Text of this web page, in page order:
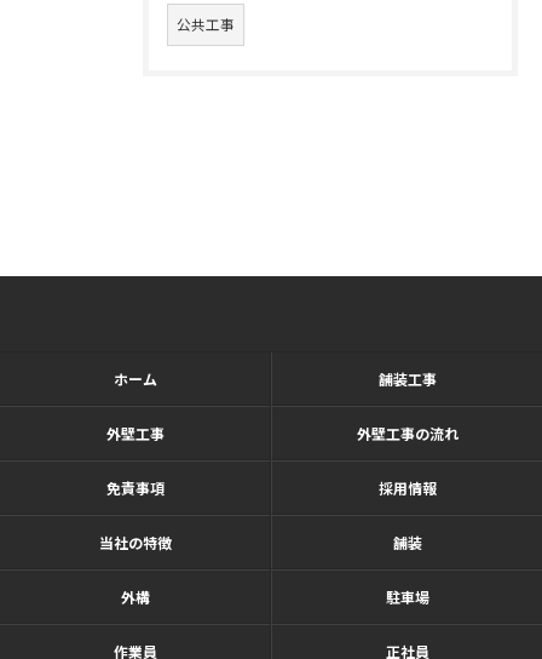
公共工事
ホーム 舗装工事
外壁工事 外壁工事の流れ
免責事項 採用情報
当社の特徴 舗装
外構 駐車場
作業員 正社員